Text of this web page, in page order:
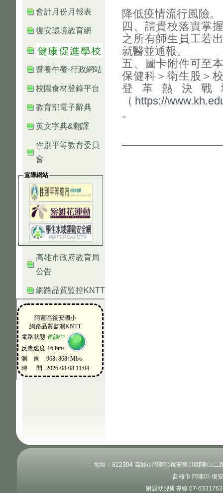
會計月份月報表
復安環境教育網
營養午餐-行政網站
校園食材登錄平台
教育部電子辭典
英文字典&翻譯
性別平等教育委員
會
宣導網站
高雄市政府教育局
公告
網路品質監控KNTT
降低疫情流行風險。
四、請貴校落實掌
之所有師生員工若
就醫並通報。
五、圖卡附件可至
保健科＞衛生股＞
登革熱決戰
（ https://
。
:::
地址：822304 高雄市阿蓮區復安里10鄰蓮山
高雄市 阿蓮區 復
附設幼兒園專線 07-